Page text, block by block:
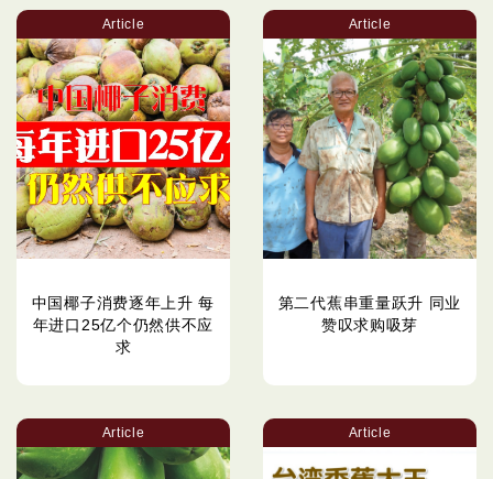
Article
中国椰子消费逐年上升 每
年进口25亿个仍然供不应
求
Article
第二代蕉串重量跃升 同业
赞叹求购吸芽
Article Article